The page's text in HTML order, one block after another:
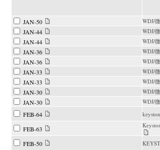
JAN-50 WDJ/
JAN-44 WDJ/
JAN-44 WDJ/
JAN-36 WDJ/
JAN-36 WDJ/
JAN-33 WDJ/
JAN-33 WDJ/
JAN-30 WDJ/
JAN-30 WDJ/
FEB-64
FEB-63
FEB-50